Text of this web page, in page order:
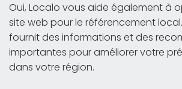
Oui, Localo vous aide également à
site web pour le référencement
fournit des informations et des
importantes pour améliorer votre
dans votre région.